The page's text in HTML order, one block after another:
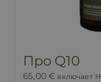
Про Q10
65,00€ включает